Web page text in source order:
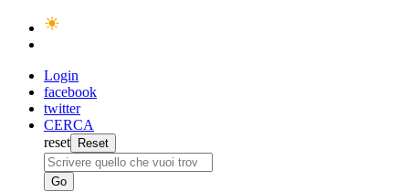
Login
facebook
twitter
CERCA
reset